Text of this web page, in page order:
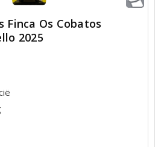
Finca Os Cobatos
2025